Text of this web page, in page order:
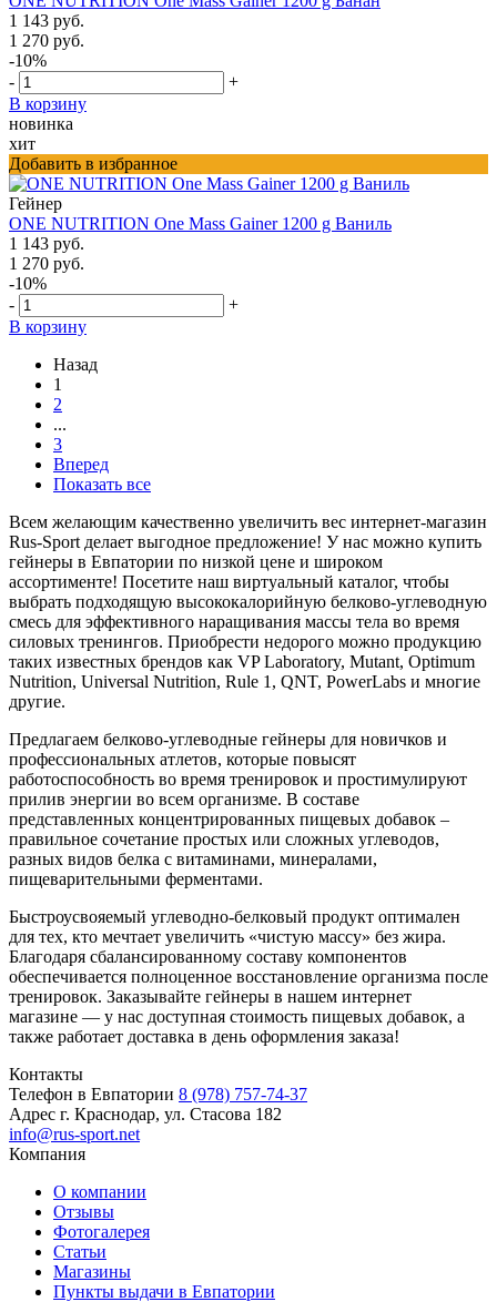
1 143 руб.
1 270 руб.
-10%
-
+
В корзину
новинка
хит
Добавить в избранное
Гейнер
ONE NUTRITION One Mass Gainer 1200 g Ваниль
1 143 руб.
1 270 руб.
-10%
-
+
В корзину
Назад
1
2
...
3
Вперед
Показать все
Всем желающим качественно увеличить вес интернет-магазин
Rus-Sport делает выгодное предложение! У нас можно купить
гейнеры в Евпатории по низкой цене и широком
ассортименте! Посетите наш виртуальный каталог, чтобы
выбрать подходящую высококалорийную белково-углеводную
смесь для эффективного наращивания массы тела во время
силовых тренингов. Приобрести недорого можно продукцию
таких известных брендов как VP Laboratory, Mutant, Optimum
Nutrition, Universal Nutrition, Rule 1, QNT, PowerLabs и многие
другие.
Предлагаем белково-углеводные гейнеры для новичков и
профессиональных атлетов, которые повысят
работоспособность во время тренировок и простимулируют
прилив энергии во всем организме. В составе
представленных концентрированных пищевых добавок –
правильное сочетание простых или сложных углеводов,
разных видов белка с витаминами, минералами,
пищеварительными ферментами.
Быстроусвояемый углеводно-белковый продукт оптимален
для тех, кто мечтает увеличить «чистую массу» без жира.
Благодаря сбалансированному составу компонентов
обеспечивается полноценное восстановление организма после
тренировок. Заказывайте гейнеры в нашем интернет
магазине — у нас доступная стоимость пищевых добавок, а
также работает доставка в день оформления заказа!
Контакты
Телефон в Евпатории 8 (978) 757-74-37
Адрес г. Краснодар, ул. Стасова 182
info@rus-sport.net
Компания
О компании
Отзывы
Фотогалерея
Статьи
Магазины
Пункты выдачи в Евпатории